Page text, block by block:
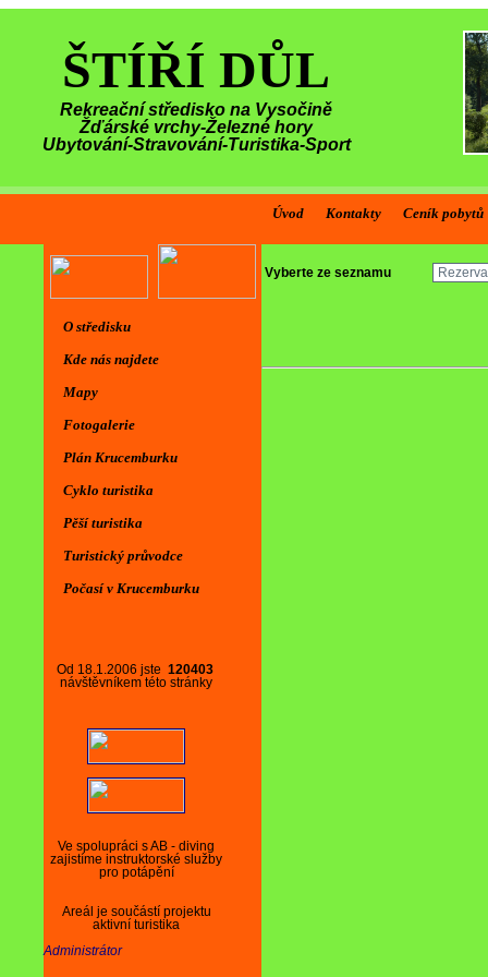
ŠTÍŘÍ DŮL
Rekreační středisko na Vysočině
Žďárské vrchy-Železné hory
Ubytování-Stravování-Turistika-Sport
Úvod Kontakty Ceník pobytů
Vyberte ze seznamu
Od 18.1.2006 jste 120403
návštěvníkem této stránky
Ve spolupráci s AB - diving
zajistíme instruktorské služby
pro potápění
Areál je součástí projektu
aktivní turistika
Administrátor
O středisku
Kde nás najdete
Mapy
Fotogalerie
Plán Krucemburku
Cyklo turistika
Pěší turistika
Turistický průvodce
Počasí v Krucemburku